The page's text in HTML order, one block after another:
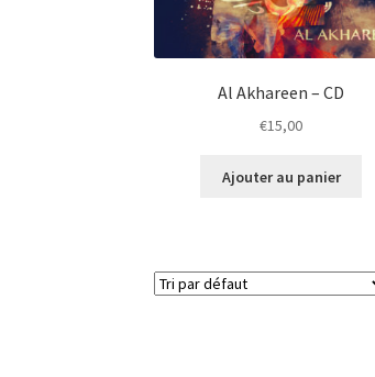
Al Akhareen – CD
€15,00
Ajouter au panier